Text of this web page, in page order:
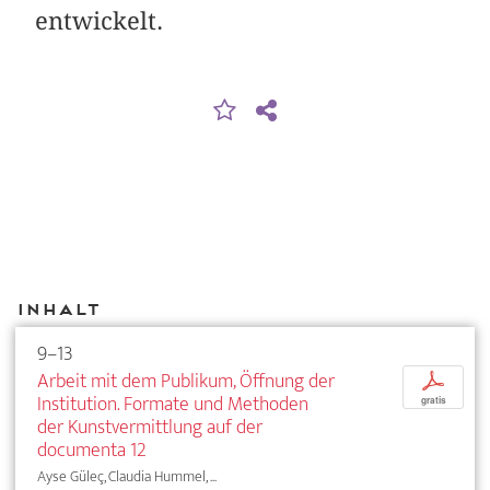
entwickelt.
Inhalt
9–13
Arbeit mit dem Publikum, Öffnung der
Institution. Formate und Methoden
der Kunstvermittlung auf der
documenta 12
Ayse Güleç, Claudia Hummel, ...
p
gratis